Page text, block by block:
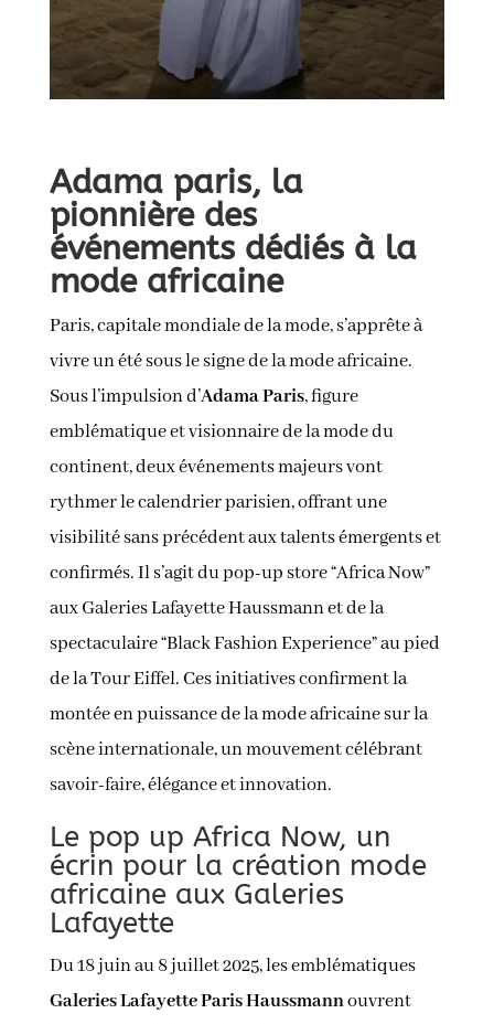
Adama paris, la
pionnière des
événements dédiés à la
mode africaine
Paris, capitale mondiale de la mode, s’apprête à
vivre un été sous le signe de la mode africaine.
Sous l’impulsion d’Adama Paris, figure
emblématique et visionnaire de la mode du
continent, deux événements majeurs vont
rythmer le calendrier parisien, offrant une
visibilité sans précédent aux talents émergents et
confirmés. Il s’agit du pop-up store “Africa Now”
aux Galeries Lafayette Haussmann et de la
spectaculaire “Black Fashion Experience” au pied
de la Tour Eiffel. Ces initiatives confirment la
montée en puissance de la mode africaine sur la
scène internationale, un mouvement célébrant
savoir-faire, élégance et innovation.
Le pop up Africa Now, un
écrin pour la création mode
africaine aux Galeries
Lafayette
Du 18 juin au 8 juillet 2025, les emblématiques
Galeries Lafayette Paris Haussmannouvrent